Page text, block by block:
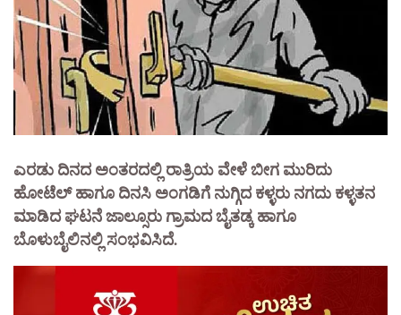
ಎರಡು ದಿನದ ಅಂತರದಲ್ಲಿ ರಾತ್ರಿಯ ವೇಳೆ ಬೀಗ ಮುರಿದು
ಹೋಟೆಲ್ ಹಾಗೂ ದಿನಸಿ ಅಂಗಡಿಗೆ ನುಗ್ಗಿದ ಕಳ್ಳರು ನಗದು ಕಳ್ಳತನ
ಮಾಡಿದ ಘಟನೆ ಜಾಲ್ಸೂರು ಗ್ರಾಮದ ಬೈತಡ್ಕ ಹಾಗೂ
ಬೊಳುಬೈಲಿನಲ್ಲಿ ಸಂಭವಿಸಿದೆ.